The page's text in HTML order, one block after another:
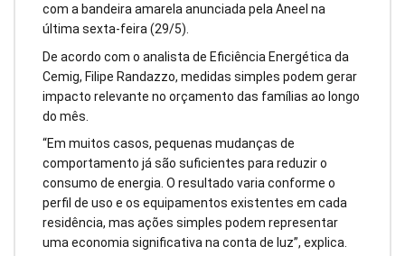
com a bandeira amarela anunciada pela Aneel na
última sexta-feira (29/5).
De acordo com o analista de Eficiência Energética da
Cemig, Filipe Randazzo, medidas simples podem gerar
impacto relevante no orçamento das famílias ao longo
do mês.
“Em muitos casos, pequenas mudanças de
comportamento já são suficientes para reduzir o
consumo de energia. O resultado varia conforme o
perfil de uso e os equipamentos existentes em cada
residência, mas ações simples podem representar
uma economia significativa na conta de luz”, explica.